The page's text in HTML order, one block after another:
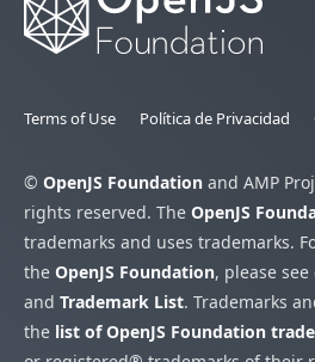
Terms of Use Política de Privacidad
© OpenJS Foundation and AMP
rights reserved. The OpenJS
trademarks and uses trademarks.
the OpenJS Foundation, please
and Trademark List. Trademarks
the list of OpenJS Foundation